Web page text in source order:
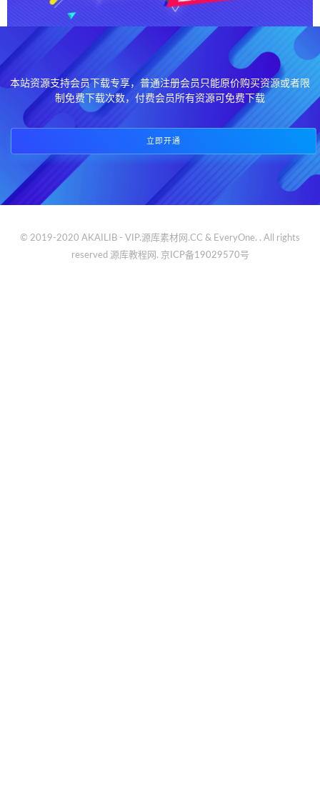
本站资源支持会员下载专享，普通注册会员只能原价购买资源或者限
制免费下载次数，付费会员所有资源可免费下载
立即开通
© 2019-2020 AKAILIB - VIP.源库素材网.CC & EveryOne. . All rights
reserved 源库教程网. 京ICP备19029570号